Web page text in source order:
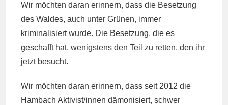
Wir möchten daran erinnern, dass die Besetzung
des Waldes, auch unter Grünen, immer
kriminalisiert wurde. Die Besetzung, die es
geschafft hat, wenigstens den Teil zu retten, den ihr
jetzt besucht.
Wir möchten daran erinnern, dass seit 2012 die
Hambach Aktivist/innen dämonisiert, schwer